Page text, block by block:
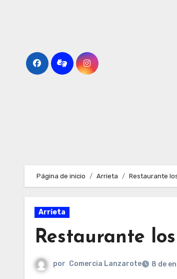
Página de inicio Arrieta Restaurante
Arrieta
Restaurante
por Comercia Lanzarote 8 de